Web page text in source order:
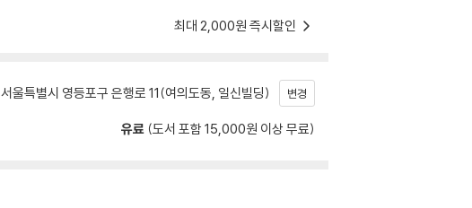
최대 2,000원 즉시할인
서울특별시 영등포구 은행로 11(여의도동, 일신빌딩) 변경
유료 (도서 포함 15,000원 이상 무료)